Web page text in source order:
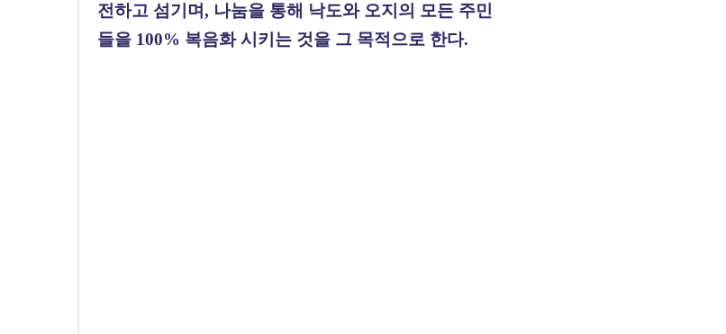
전하고 섬기며, 나눔을 통해 낙도와 오지의 모든 주민
들을 100% 복음화 시키는 것을 그 목적으로 한다.